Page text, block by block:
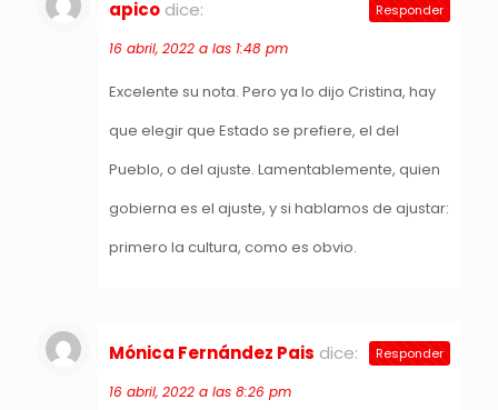
apico dice:
16 abril, 2022 a las 1:48 pm
Excelente su nota. Pero ya lo dijo Cristina, hay
que elegir que Estado se prefiere, el del
Pueblo, o del ajuste. Lamentablemente, quien
gobierna es el ajuste, y si hablamos de ajustar:
primero la cultura, como es obvio.
Responder
Mónica Fernández Pais dice:
16 abril, 2022 a las 8:26 pm
Responder